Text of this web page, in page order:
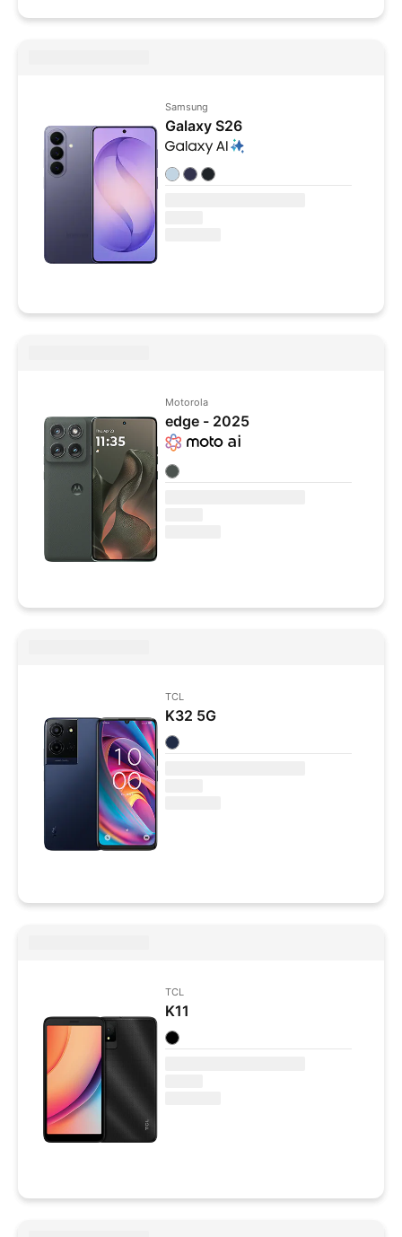
Samsung
Galaxy S26
Colores disponibles
Motorola
edge - 2025
Colores disponibles
TCL
K32 5G
Colores disponibles
TCL
K11
Colores disponibles